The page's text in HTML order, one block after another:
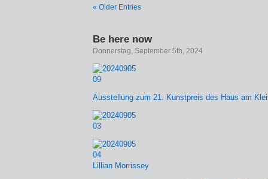
« Older Entries
Be here now
Donnerstag, September 5th, 2024
Ausstellung zum 21. Kunstpreis des Haus am
Lillian Morrissey